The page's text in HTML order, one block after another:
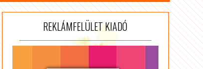
REKLÁMFELÜLET KIADÓ